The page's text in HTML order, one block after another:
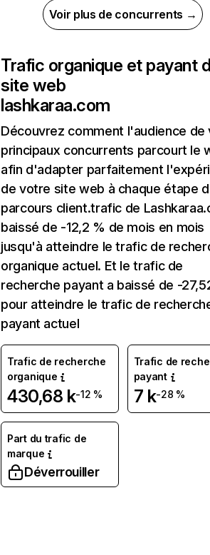
Voir plus de concurrents →
Trafic organique et payant
site web
lashkaraa.com
Découvrez comment l'audience de
principaux concurrents parcourt le
afin d'adapter parfaitement
de votre site web à chaque étape
parcours client.trafic de
baissé de -12,2 % de mois en mois
jusqu'à atteindre le trafic de
organique actuel. Et le trafic de
recherche payant a baissé de -
pour atteindre le trafic de
payant actuel
Trafic de recherche
organique
430,68 k-12 %
Trafic de
payant
7 k-28 %
Part du trafic de
marque
Déverrouiller